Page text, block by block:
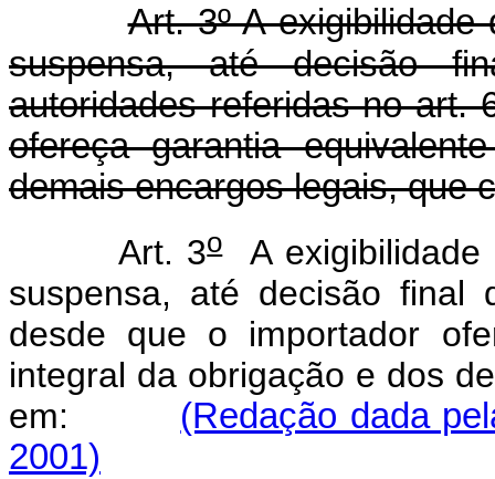
Art. 3º A
suspensa, até decisão
autoridades referidas no art.
ofereça garantia
demais encargos legais, que
Art. 3oA exigibilidade
suspensa, até decisão final
desde que o importador
integral da obrigação e dos
em: (Redação dada
2001)